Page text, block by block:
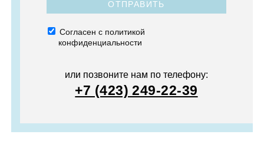
ОТПРАВИТЬ
Согласен с политикой
конфиденциальности
или позвоните нам по телефону:
+7 (423) 249-22-39